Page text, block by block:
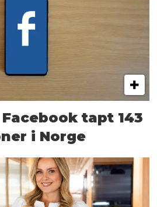
tapt 143
i Norge